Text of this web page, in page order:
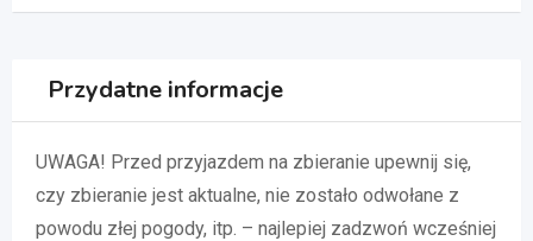
Przydatne informacje
UWAGA! Przed przyjazdem na zbieranie upewnij się,
czy zbieranie jest aktualne, nie zostało odwołane z
powodu złej pogody, itp. – najlepiej zadzwoń wcześniej